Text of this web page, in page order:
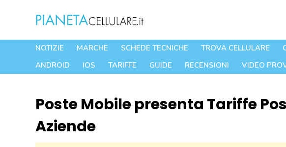
contenuto
NOTIZIE MARCHE SCHEDE TECNICHE TROVA CELLULARE
ANDROID
IOS TARIFFE GUIDE RECENSIONI VIDEO
Poste Mobile presenta Tariffe
Aziende